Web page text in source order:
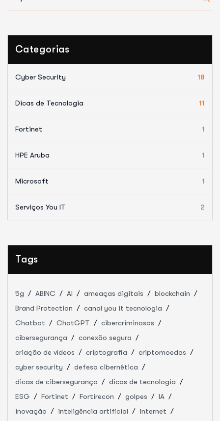
Categorias
Cyber Security 18
Dicas de Tecnologia 11
Fortinet 1
HPE Aruba 1
Microsoft 1
Serviços You IT 2
Tags
5g ABINC AI ameaças digitais
blockchain
Brand Protection
canal you it tecnologia
Chatbot
ChatGPT
cibercriminosos
cibersegurança
conexão segura
criação de vídeos
criptografia
criptomoedas
cyber security
defesa cibernética
dicas de cibersegurança
dicas de tecnologia
ESG
Fortinet Fortirecon golpes
IA
inovação
inteligência artificial
internet